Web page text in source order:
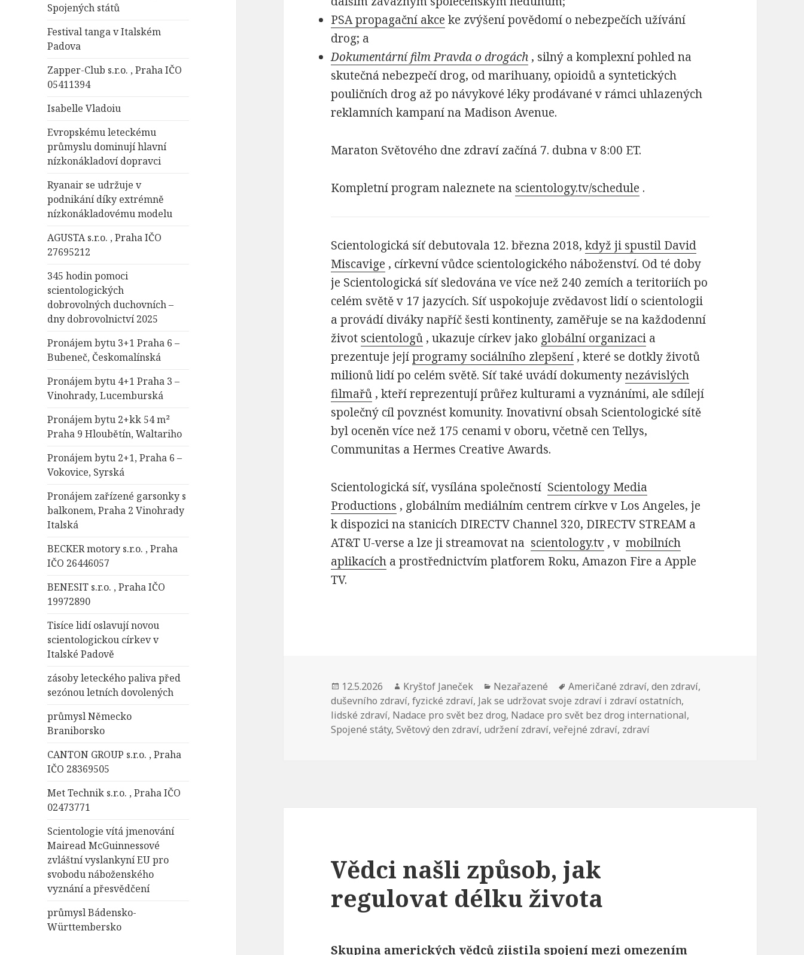
Spojených států
Festival tanga v Italském
Padova
Zapper-Club s.r.o. , Praha IČO
05411394
Isabelle Vladoiu
Evropskému leteckému
průmyslu dominují hlavní
nízkonákladoví dopravci
Ryanair se udržuje v
podnikání díky extrémně
nízkonákladovému modelu
AGUSTA s.r.o. , Praha IČO
27695212
345 hodin pomoci
scientologických
dobrovolných duchovních –
dny dobrovolnictví 2025
Pronájem bytu 3+1 Praha 6 –
Bubeneč, Českomalínská
Pronájem bytu 4+1 Praha 3 –
Vinohrady, Lucemburská
Pronájem bytu 2+kk 54 m²
Praha 9 Hloubětín, Waltariho
Pronájem bytu 2+1, Praha 6 –
Vokovice, Syrská
Pronájem zařízené garsonky s
balkonem, Praha 2 Vinohrady
Italská
BECKER motory s.r.o. , Praha
IČO 26446057
BENESIT s.r.o. , Praha IČO
19972890
Tisíce lidí oslavují novou
scientologickou církev v
Italské Padově
zásoby leteckého paliva před
sezónou letních dovolených
průmysl Německo
Braniborsko
CANTON GROUP s.r.o. , Praha
IČO 28369505
Met Technik s.r.o. , Praha IČO
02473771
Scientologie vítá jmenování
Mairead McGuinnessové
zvláštní vyslankyní EU pro
svobodu náboženského
vyznání a přesvědčení
průmysl Bádensko-
Württembersko
PSA propagační akce ke zvýšení povědomí o nebezpečích užívání
drog; a
Dokumentární film Pravda o drogách , silný a komplexní pohled na
skutečná nebezpečí drog, od marihuany, opioidů a syntetických
pouličních drog až po návykové léky prodávané v rámci uhlazených
reklamních kampaní na Madison Avenue.
Maraton Světového dne zdraví začíná 7. dubna v 8:00 ET.
Kompletní program naleznete na scientology.tv/schedule .
Scientologická síť debutovala 12. března 2018,když ji spustil David
Miscavige , církevní vůdce scientologického náboženství. Od té doby
je Scientologická síť sledována ve více než 240 zemích a teritoriích po
celém světě v 17 jazycích. Síť uspokojuje zvědavost lidí o scientologii
a provádí diváky napříč šesti kontinenty, zaměřuje se na každodenní
život scientologů , ukazuje církev jako globální organizaci a
prezentuje jejíprogramy sociálního zlepšení , které se dotkly životů
milionů lidí po celém světě. Síť také uvádí dokumentynezávislých
filmařů , kteří reprezentují průřez kulturami a vyznáními, ale sdílejí
společný cíl povznést komunity. Inovativní obsah Scientologické sítě
byl oceněn více než 175 cenami v oboru, včetně cen Tellys,
Communitas a Hermes Creative Awards.
Scientologická síť, vysílána společností Scientology Media
Productions , globálním mediálním centrem církve v Los Angeles, je
k dispozici na stanicích DIRECTV Channel 320, DIRECTV STREAM a
AT&T U-verse a lze ji streamovat na scientology.tv , vmobilních
aplikacích a prostřednictvím platforem Roku, Amazon Fire a Apple
TV.
Publikováno:
12.5.2026 Autor:
Kryštof Janeček Rubriky:
Nezařazené Štítky:
Američané zdraví,den zdraví,
duševního zdraví,fyzické zdraví, Jak se udržovat svoje zdraví i zdraví ostatních,
lidské zdraví, Nadace pro svět bez drog, Nadace pro svět bez drog international,
Spojené státy,Světový den zdraví, udržení zdraví,veřejné zdraví, zdraví
Vědci našli způsob, jak
regulovat délku života
Skupina amerických vědců zjistila spojení mezi omezením